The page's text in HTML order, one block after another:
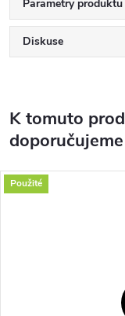
Parametry produktu
Diskuse
K tomuto
Použité